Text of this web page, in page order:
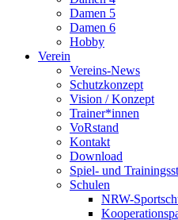
Damen 5
Damen 6
Hobby
Verein
Vereins-News
Schutzkonzept
Vision / Konzept
Trainer*innen
VoRstand
Kontakt
Download
Spiel- und
Schulen
NRW-